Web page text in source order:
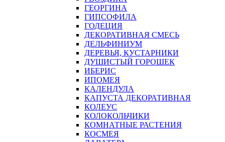
ГЕОРГИНА
ГИПСОФИЛА
ГОДЕЦИЯ
ДЕКОРАТИВНАЯ СМЕСЬ
ДЕЛЬФИНИУМ
ДЕРЕВЬЯ, КУСТАРНИКИ
ДУШИСТЫЙ ГОРОШЕК
ИБЕРИС
ИПОМЕЯ
КАЛЕНДУЛА
КАПУСТА ДЕКОРАТИВНАЯ
КОЛЕУС
КОЛОКОЛЬЧИКИ
КОМНАТНЫЕ РАСТЕНИЯ
КОСМЕЯ